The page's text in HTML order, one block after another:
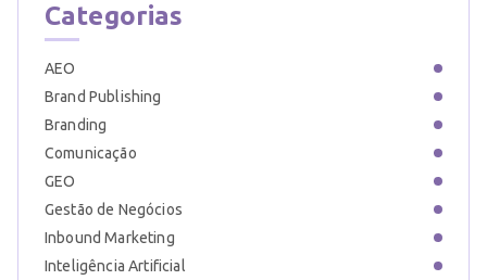
Categorias
AEO
Brand Publishing
Branding
Comunicação
GEO
Gestão de Negócios
Inbound Marketing
Inteligência Artificial